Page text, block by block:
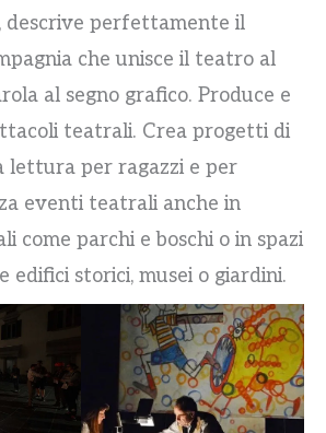
descrive perfettamente il
che unisce il teatro al
al segno grafico. Produce e
teatrali. Crea progetti di
lettura per ragazzi e per
eventi teatrali anche in
come parchi e boschi o in spazi
edifici storici, musei o giardini.